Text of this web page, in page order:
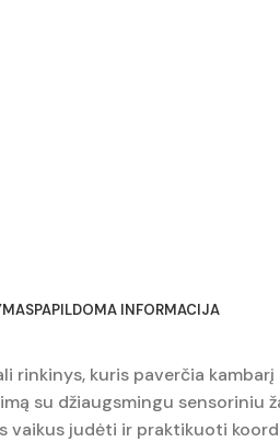
PAPILDOMA INFORMACIJA
rinkinys, kuris paverčia
su džiaugsmingu sensoriniu
vaikus judėti ir praktikuoti